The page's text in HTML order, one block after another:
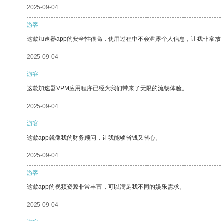
2025-09-04
游客
这款加速器app的安全性很高，使用过程中不会泄露个人信息，让我非常
2025-09-04
游客
这款加速器VPM应用程序已经为我们带来了无限的流畅体验。
2025-09-04
游客
这款app就像我的财务顾问，让我能够省钱又省心。
2025-09-04
游客
这款app的视频资源非常丰富，可以满足我不同的娱乐需求。
2025-09-04